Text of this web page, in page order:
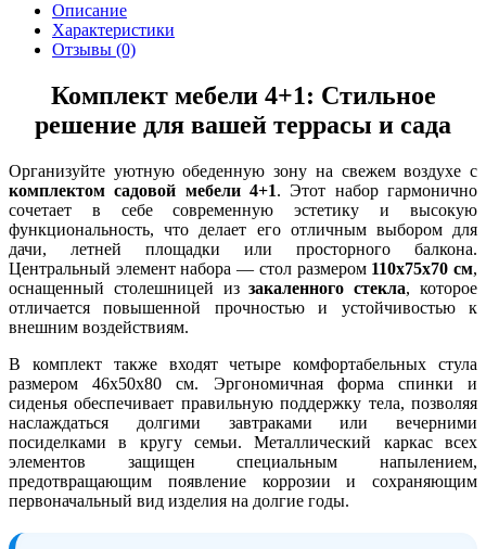
Описание
Характеристики
Отзывы (0)
Комплект мебели 4+1: Стильное
решение для вашей террасы и сада
Организуйте уютную обеденную зону на свежем воздухе с
комплектом садовой мебели 4+1. Этот набор гармонично
сочетает в себе современную эстетику и высокую
функциональность, что делает его отличным выбором для
дачи, летней площадки или просторного балкона.
Центральный элемент набора — стол размером 110х75х70 см,
оснащенный столешницей иззакаленного стекла, которое
отличается повышенной прочностью и устойчивостью к
внешним воздействиям.
В комплект также входят четыре комфортабельных стула
размером 46х50х80 см. Эргономичная форма спинки и
сиденья обеспечивает правильную поддержку тела, позволяя
наслаждаться долгими завтраками или вечерними
посиделками в кругу семьи. Металлический каркас всех
элементов защищен специальным напылением,
предотвращающим появление коррозии и сохраняющим
первоначальный вид изделия на долгие годы.